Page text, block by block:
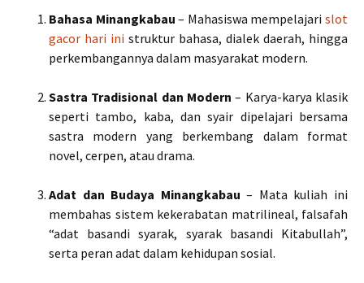
Bahasa Minangkabau – Mahasiswa mempelajarislot
gacor hari ini struktur bahasa, dialek daerah, hingga
perkembangannya dalam masyarakat modern.
Sastra Tradisional dan Modern – Karya-karya klasik
seperti tambo, kaba, dan syair dipelajari bersama
sastra modern yang berkembang dalam format
novel, cerpen, atau drama.
Adat dan Budaya Minangkabau – Mata kuliah ini
membahas sistem kekerabatan matrilineal, falsafah
“adat basandi syarak, syarak basandi Kitabullah”,
serta peran adat dalam kehidupan sosial.